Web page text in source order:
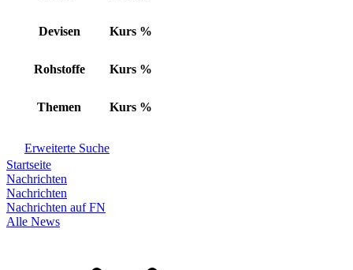
Devisen Kurs %
Rohstoffe Kurs %
Themen Kurs %
Erweiterte Suche
Startseite
Nachrichten
Nachrichten
Nachrichten auf FN
Alle News